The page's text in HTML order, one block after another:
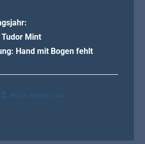
Mint
Hand mit Bogen fehlt
POST VIEWS: 264